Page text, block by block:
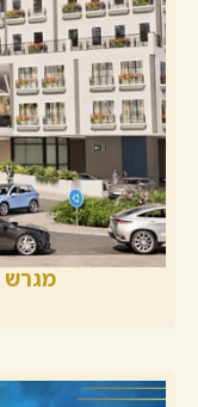
מגרש